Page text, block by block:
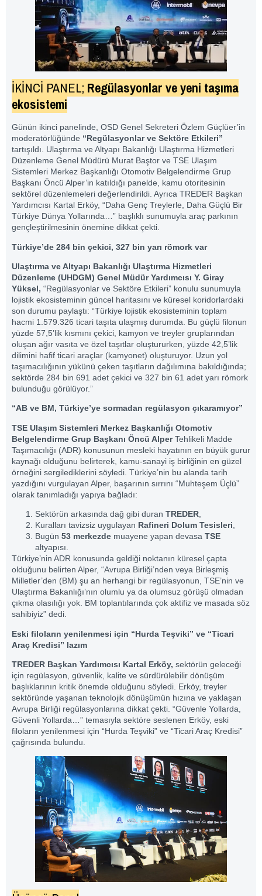
İKİNCİ PANEL; Regülasyonlar ve yeni taşıma
ekosistemi
Günün ikinci panelinde, OSD Genel Sekreteri Özlem Güçlüer’in
moderatörlüğünde “Regülasyonlar ve Sektöre Etkileri”
tartışıldı. Ulaştırma ve Altyapı Bakanlığı Ulaştırma Hizmetleri
Düzenleme Genel Müdürü Murat Baştor ve TSE Ulaşım
Sistemleri Merkez Başkanlığı Otomotiv Belgelendirme Grup
Başkanı Öncü Alper’in katıldığı panelde, kamu otoritesinin
sektörel düzenlemeleri değerlendirildi. Ayrıca TREDER Başkan
Yardımcısı Kartal Erköy, “Daha Genç Treylerle, Daha Güçlü Bir
Türkiye Dünya Yollarında…” başlıklı sunumuyla araç parkının
gençleştirilmesinin önemine dikkat çekti.
Türkiye’de 284 bin çekici, 327 bin yarı römork var
Ulaştırma ve Altyapı Bakanlığı Ulaştırma Hizmetleri
Düzenleme (UHDGM) Genel Müdür Yardımcısı Y. Giray
Yüksel, “Regülasyonlar ve Sektöre Etkileri” konulu sunumuyla
lojistik ekosisteminin güncel haritasını ve küresel koridorlardaki
son durumu paylaştı: “Türkiye lojistik ekosisteminin toplam
hacmi 1.579.326 ticari taşıta ulaşmış durumda. Bu güçlü filonun
yüzde 57,5’lik kısmını çekici, kamyon ve treyler gruplarından
oluşan ağır vasıta ve özel taşıtlar oluştururken, yüzde 42,5’lik
dilimini hafif ticari araçlar (kamyonet) oluşturuyor. Uzun yol
taşımacılığının yükünü çeken taşıtların dağılımına bakıldığında;
sektörde 284 bin 691 adet çekici ve 327 bin 61 adet yarı römork
bulunduğu görülüyor.”
“AB ve BM, Türkiye’ye sormadan regülasyon çıkaramıyor”
TSE Ulaşım Sistemleri Merkez Başkanlığı Otomotiv
Belgelendirme Grup Başkanı Öncü AlperTehlikeli Madde
Taşımacılığı (ADR) konusunun mesleki hayatının en büyük gurur
kaynağı olduğunu belirterek, kamu-sanayi iş birliğinin en güzel
örneğini sergilediklerini söyledi. Türkiye’nin bu alanda tarih
yazdığını vurgulayan Alper, başarının sırrını “Muhteşem Üçlü”
olarak tanımladığı yapıya bağladı:
Sektörün arkasında dağ gibi duran TREDER,
Kuralları tavizsiz uygulayan Rafineri Dolum Tesisleri,
Bugün 53 merkezde muayene yapan devasa TSE
altyapısı.
Türkiye’nin ADR konusunda geldiği noktanın küresel çapta
olduğunu belirten Alper, “Avrupa Birliği’nden veya Birleşmiş
Milletler’den (BM) şu an herhangi bir regülasyonun, TSE’nin ve
Ulaştırma Bakanlığı’nın olumlu ya da olumsuz görüşü olmadan
çıkma olasılığı yok. BM toplantılarında çok aktifiz ve masada söz
sahibiyiz” dedi.
Eski filoların yenilenmesi için “Hurda Teşviki” ve “Ticari
Araç Kredisi” lazım
TREDER Başkan Yardımcısı Kartal Erköy, sektörün geleceği
için regülasyon, güvenlik, kalite ve sürdürülebilir dönüşüm
başlıklarının kritik önemde olduğunu söyledi. Erköy, treyler
sektöründe yaşanan teknolojik dönüşümün hızına ve yaklaşan
Avrupa Birliği regülasyonlarına dikkat çekti. “Güvenle Yollarda,
Güvenli Yollarda…” temasıyla sektöre seslenen Erköy, eski
filoların yenilenmesi için “Hurda Teşviki” ve “Ticari Araç Kredisi”
çağrısında bulundu.